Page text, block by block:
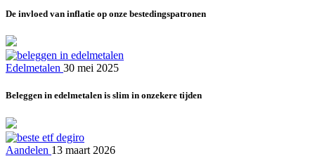
De invloed van inflatie op onze bestedingspatronen
Edelmetalen 30 mei 2025
Beleggen in edelmetalen is slim in onzekere tijden
Aandelen 13 maart 2026